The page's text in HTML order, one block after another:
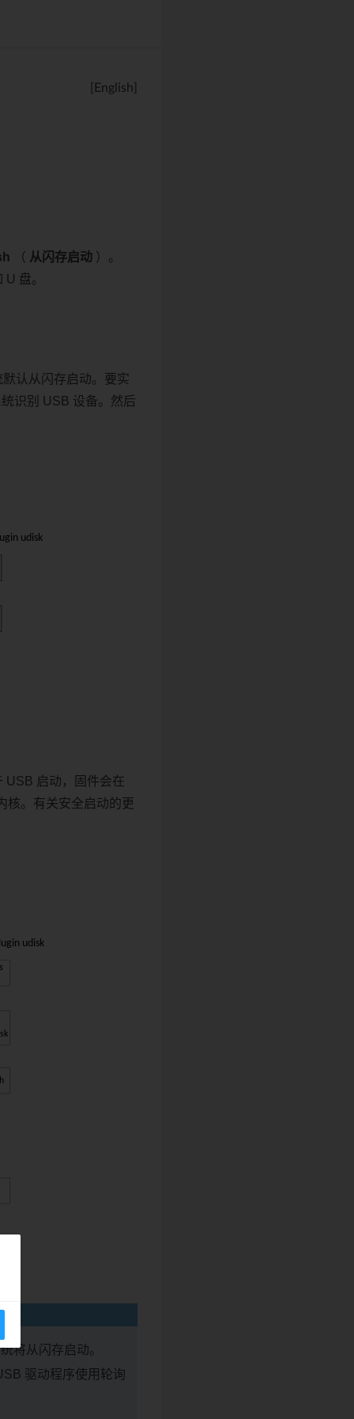
[English]
（ 从闪存启动 ）。
盘。
认从闪存启动。要实
识别 USB 设备。然后
USB 启动，固件会在
核。有关安全启动的更
将从闪存启动。
驱动程序使用轮询